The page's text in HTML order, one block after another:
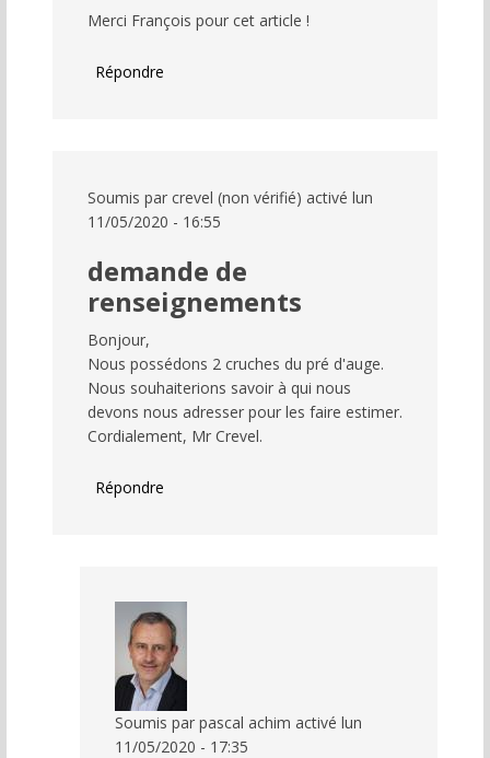
Merci François pour cet article !
Répondre
Soumis par crevel (non vérifié) activé lun
11/05/2020 - 16:55
demande de
renseignements
Bonjour,
Nous possédons 2 cruches du pré d'auge.
Nous souhaiterions savoir à qui nous
devons nous adresser pour les faire estimer.
Cordialement, Mr Crevel.
Répondre
Soumis par pascal achim activé lun
11/05/2020 - 17:35